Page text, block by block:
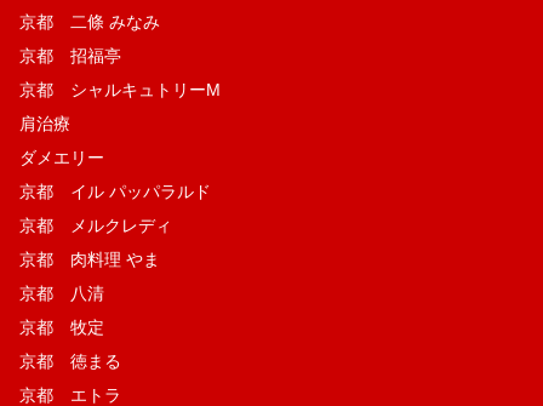
京都 二條 みなみ
京都 招福亭
京都 シャルキュトリーM
肩治療
ダメエリー
京都 イル パッパラルド
京都 メルクレディ
京都 肉料理 やま
京都 八清
京都 牧定
京都 徳まる
京都 エトラ